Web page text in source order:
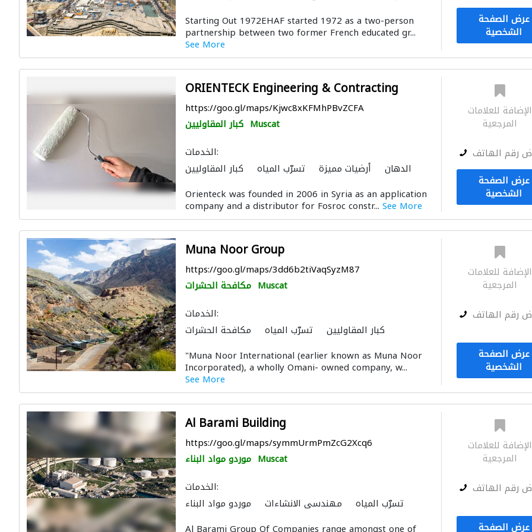
Starting Out 1972EHAF started 1972 as a two-person
partnership between two former French educated gr...
See More
عرض الصفحة
الشخصية
ORIENTECK Engineering & Contracting
https://goo.gl/maps/Kjwc8xKFMhPBvZCFA
كبار المقاوليين Muscat
الخدمات:
كبار المقاوليين
تسرّب المياه أرضيات مميزة
الدهان
Orienteck was founded in 2006 in Syria as an application
company and a distributor for Fosroc constr... See More
الإضافة للعلامات
المرجعية
رقم الهاتف
عرض الصفحة
الشخصية
Muna Noor Group
https://goo.gl/maps/3dd6b2tiVaqSyzM87
مكافحة الحشرات Muscat
الخدمات:
مكافحة الحشرات
تسرّب المياه كبار المقاوليين
المصاعد والسلالم الكهربائية
"Muna Noor International (earlier known as Muna Noor
Incorporated), a wholly Omani- owned company, w...
See More
الإضافة للعلامات
المرجعية
رقم الهاتف
عرض الصفحة
الشخصية
Al Barami Building
https://goo.gl/maps/symmUrmPmZcG2Xcq6
موردو مواد البناء Muscat
الخدمات:
موردو مواد البناء
مهندسي الانشاءات تسرّب المياه
الإضافة للعلامات
المرجعية
رقم الهاتف
عرض الصفحة